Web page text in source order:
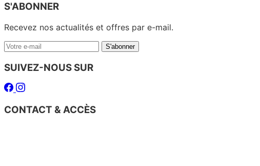
S'ABONNER
Recevez nos actualités et offres par e-mail.
Votre
mail
S'abonner
SUIVEZ-NOUS SUR
Facebook
Instagram
CONTACT & ACCÈS